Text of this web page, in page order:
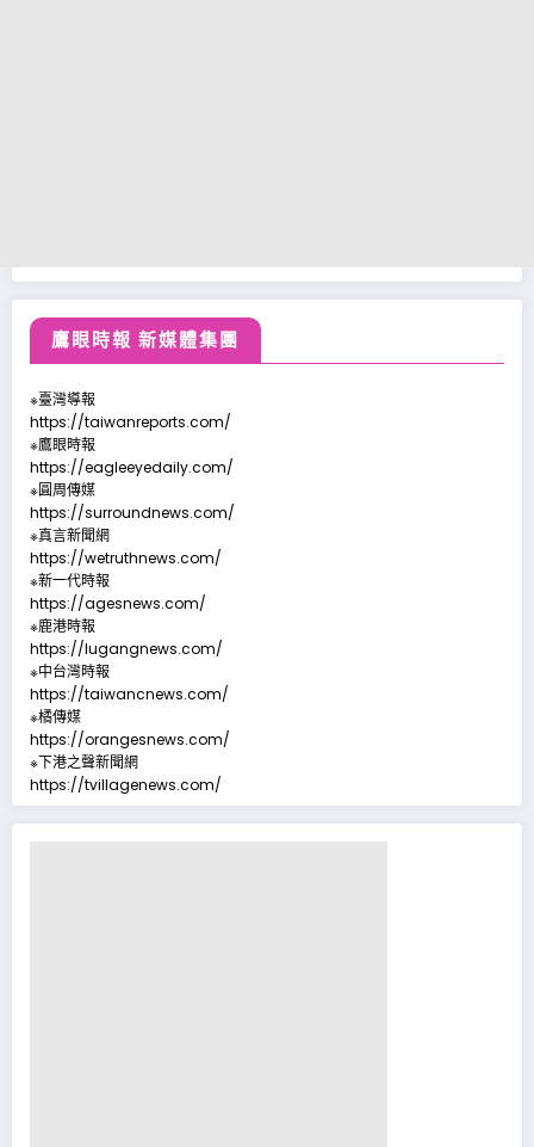
鷹眼時報 新媒體集團
※臺灣導報
https://taiwanreports.com/
※鷹眼時報
https://eagleeyedaily.com/
※圓周傳媒
https://surroundnews.com/
※真言新聞網
https://wetruthnews.com/
※新一代時報
https://agesnews.com/
※鹿港時報
https://lugangnews.com/
※中台灣時報
https://taiwancnews.com/
※橘傳媒
https://orangesnews.com/
※下港之聲新聞網
https://tvillagenews.com/